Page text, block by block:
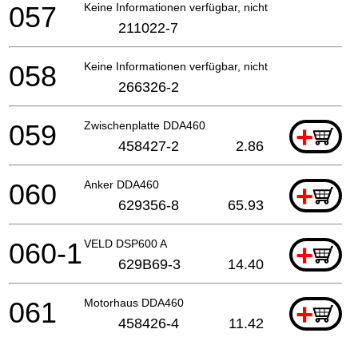
Keine Informationen verfügbar, nicht bestellbar
057 211022-7
Keine Informationen verfügbar, nicht bestellbar
058 266326-2
Zwischenplatte DDA460 +
059 458427-2 2.86
Anker DDA460 +
060 629356-8 65.93
VELD DSP600 A +
060-1 629B69-3 14.40
Motorhaus DDA460 +
061 458426-4 11.42